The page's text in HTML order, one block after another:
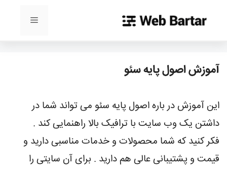
فهرست
آموزش اصول پایه سئو
این آموزش در باره اصول پایه سئو می تواند شما در
داشتن یک وب سایت با ترافیک بالا راهنمایی کند .
فکر کنید که شما محصولات و خدمات مناسبی دارید و
قیمت و پشتیبانی عالی هم دارید . برای آن سایتی را